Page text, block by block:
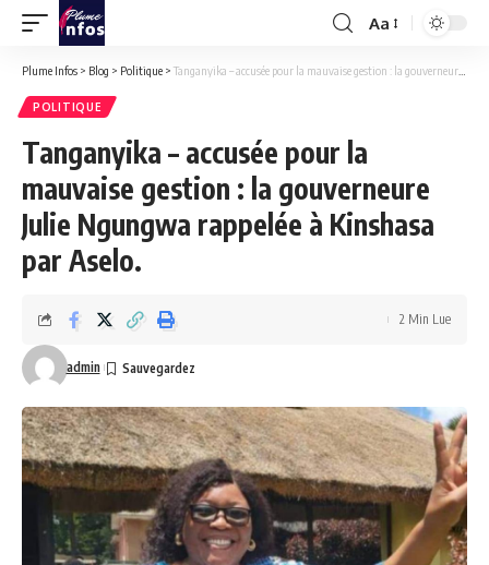
Font
Resizer
Aa
Plume Infos > Blog > Politique > Tanganyika – accusée pour la mauvaise gestion : la gouverneure Julie Ngungwa rappelée à Kinshasa par Aselo.
POLITIQUE
Tanganyika – accusée pour la
mauvaise gestion : la gouverneure
Julie Ngungwa rappelée à Kinshasa
par Aselo.
admin
2 Min Lue